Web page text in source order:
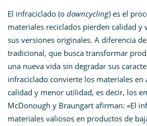
El infraciclado (o downcycling) es el
materiales reciclados pierden calidad y
sus versiones originales. A diferencia
tradicional, que busca transformar
una nueva vida sin degradar sus
infraciclado convierte los materiales en
calidad y menor utilidad, es decir, los
McDonough y Braungart afirman: «El
materiales valiosos en productos de